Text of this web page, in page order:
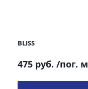
BLISS
475 руб. /пог. м